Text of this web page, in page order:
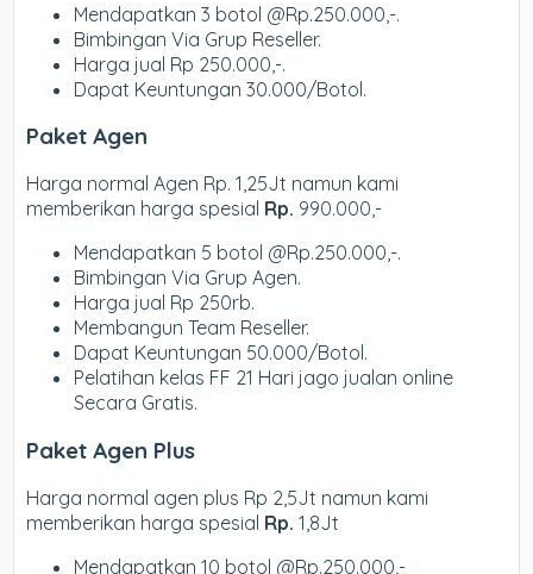
Mendapatkan 3 botol @Rp.250.000,-.
Bimbingan Via Grup Reseller.
Harga jual Rp 250.000,-.
Dapat Keuntungan 30.000/Botol.
Paket Agen
Harga normal Agen Rp. 1,25Jt namun kami
memberikan harga spesial Rp. 990.000,-
Mendapatkan 5 botol @Rp.250.000,-.
Bimbingan Via Grup Agen.
Harga jual Rp 250rb.
Membangun Team Reseller.
Dapat Keuntungan 50.000/Botol.
Pelatihan kelas FF 21 Hari jago jualan online
Secara Gratis.
Paket Agen Plus
Harga normal agen plus Rp 2,5Jt namun kami
memberikan harga spesial Rp. 1,8Jt
Mendapatkan 10 botol @Rp.250.000,-